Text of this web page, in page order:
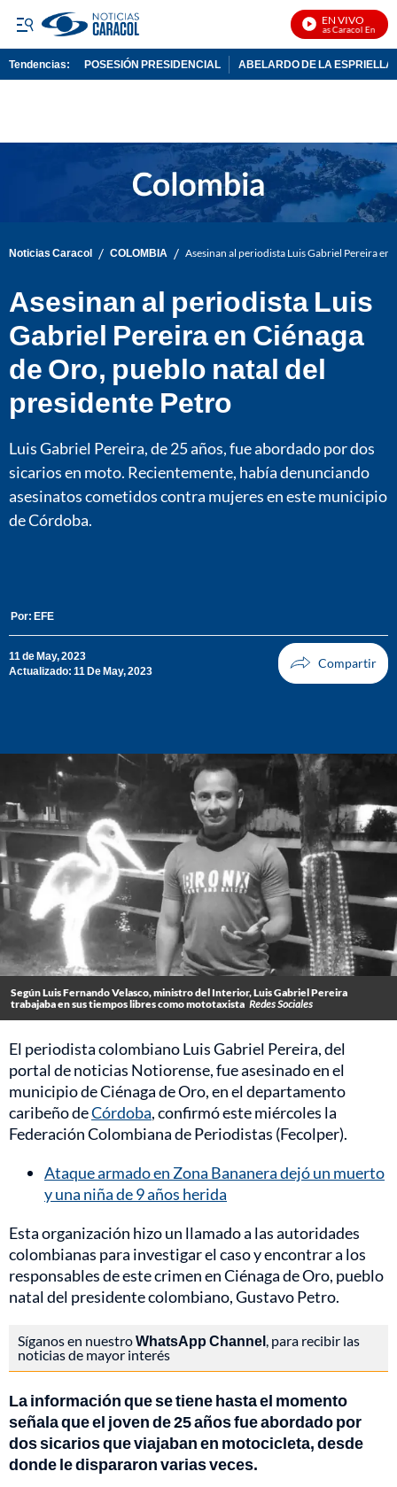
EN VIVO
Noticias Caracol En Vivo
Tendencias: POSESIÓN PRESIDENCIAL ABELARDO DE LA ESPRIELLA
Noticias Caracol / COLOMBIA / Asesinan al periodista Luis Gabriel Pereira
Asesinan al periodista Luis
Gabriel Pereira en Ciénaga
de Oro, pueblo natal del
presidente Petro
Luis Gabriel Pereira, de 25 años, fue abordado por dos
sicarios en moto. Recientemente, había denunciando
asesinatos cometidos contra mujeres en este municipio
de Córdoba.
Por: EFE
11 de May, 2023
Actualizado: 11 De May, 2023
Según Luis Fernando Velasco, ministro del Interior, Luis Gabriel Pereira
trabajaba en sus tiempos libres como mototaxista Redes Sociales
El periodista colombiano Luis Gabriel Pereira, del
portal de noticias Notiorense, fue asesinado en el
municipio de Ciénaga de Oro, en el departamento
caribeño deCórdoba, confirmó este miércoles la
Federación Colombiana de Periodistas (Fecolper).
Ataque armado en Zona Bananera dejó un muerto
y una niña de 9 años herida
Esta organización hizo un llamado a las autoridades
colombianas para investigar el caso y encontrar a los
responsables de este crimen en Ciénaga de Oro, pueblo
natal del presidente colombiano, Gustavo Petro.
Síganos en nuestroWhatsApp Channel, para recibir las
noticias de mayor interés
La información que se tiene hasta el momento
señala que el joven de 25 años fue abordado por
dos sicarios que viajaban en motocicleta, desde
donde le dispararon varias veces.